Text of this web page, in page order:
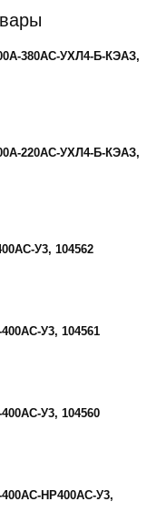
380AC-УХЛ4-Б-КЭАЗ,
220AC-УХЛ4-Б-КЭАЗ,
У3, 104562
У3, 104561
У3, 104560
НР400AC-У3,